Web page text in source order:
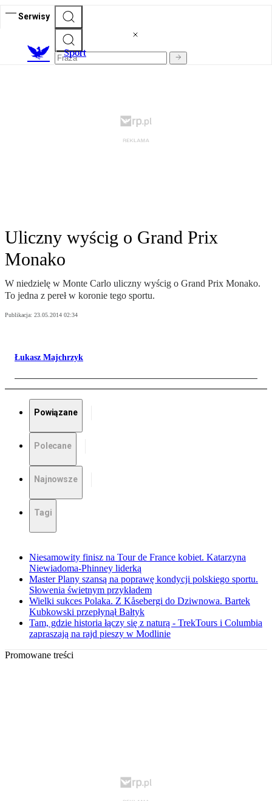
Serwisy
Sport
Uliczny wyścig o Grand Prix
Monako
W niedzielę w Monte Carlo uliczny wyścig o Grand Prix Monako.
To jedna z pereł w koronie tego sportu.
Publikacja: 23.05.2014 02:34
Łukasz Majchrzyk
Powiązane
Polecane
Najnowsze
Tagi
Niesamowity finisz na Tour de France kobiet. Katarzyna
Niewiadoma-Phinney liderką
Master Plany szansą na poprawę kondycji polskiego sportu.
Słowenia świetnym przykładem
Wielki sukces Polaka. Z Kåsebergi do Dziwnowa. Bartek
Kubkowski przepłynął Bałtyk
Tam, gdzie historia łączy się z naturą - TrekTours i Columbia
zapraszają na rajd pieszy w Modlinie
Promowane treści